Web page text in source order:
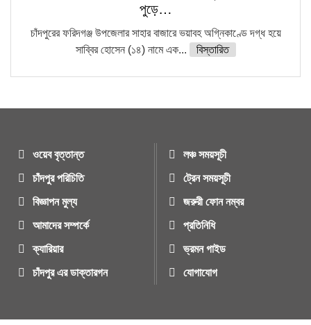
পুড়ে…
চাঁদপুরের ফরিদগঞ্জ উপজেলার সাহার বাজারে ভয়াবহ অগ্নিকাণ্ডে দগ্ধ হয়ে
সাব্বির হোসেন (১৪) নামে এক...
বিস্তারিত
ওয়েব বৃত্তান্ত
চাঁদপুর পরিচিতি
বিজ্ঞাপন মুল্য
আমাদের সম্পর্কে
ক্যারিয়ার
চাঁদপুর এর ডাক্তারগন
লঞ্চ সময়সূচী
ট্রেন সময়সূচী
জরুরী ফোন নম্বর
প্রতিনিধি
ভ্রমন গাইড
যোগাযোগ